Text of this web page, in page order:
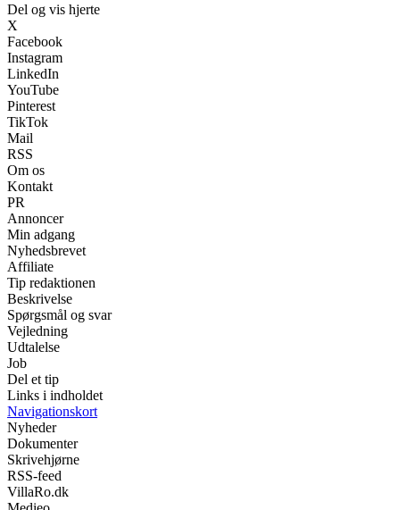
Del og vis hjerte
X
Facebook
Instagram
LinkedIn
YouTube
Pinterest
TikTok
Mail
RSS
Om os
Kontakt
PR
Annoncer
Min adgang
Nyhedsbrevet
Affiliate
Tip redaktionen
Beskrivelse
Spørgsmål og svar
Vejledning
Udtalelse
Job
Del et tip
Links i indholdet
Navigationskort
Nyheder
Dokumenter
Skrivehjørne
RSS-feed
VillaRo.dk